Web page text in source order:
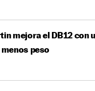
mejora el DB12 con
peso